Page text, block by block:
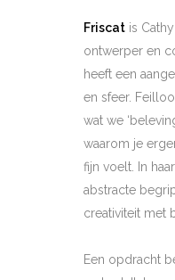
Friscat is
ontwerper en
heeft een
en sfeer.
wat we
waarom je
fijn voelt. In
abstracte
creativiteit met
Een opdracht